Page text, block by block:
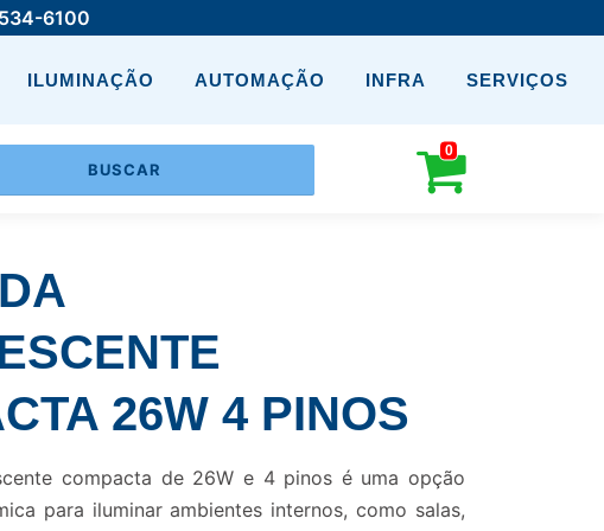
6100
ILUMINAÇÃO AUTOMAÇÃO INFRA SERVIÇOS
0
26W 4 PINOS
compacta de 26W e 4 pinos é uma opção
para iluminar ambientes internos, como salas,